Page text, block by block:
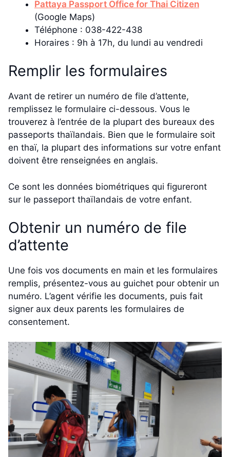
Pattaya Passport Office for Thai Citizen
(Google Maps)
Téléphone : 038-422-438
Horaires : 9h à 17h, du lundi au vendredi
Remplir les formulaires
Avant de retirer un numéro de file d’attente,
remplissez le formulaire ci-dessous. Vous le
trouverez à l’entrée de la plupart des bureaux des
passeports thaïlandais. Bien que le formulaire soit
en thaï, la plupart des informations sur votre enfant
doivent être renseignées en anglais.
Ce sont les données biométriques qui figureront
sur le passeport thaïlandais de votre enfant.
Obtenir un numéro de file
d’attente
Une fois vos documents en main et les formulaires
remplis, présentez-vous au guichet pour obtenir un
numéro. L’agent vérifie les documents, puis fait
signer aux deux parents les formulaires de
consentement.